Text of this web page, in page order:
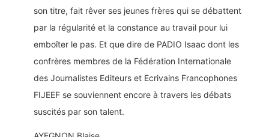
son titre, fait rêver ses jeunes frères qui se débattent
par la régularité et la constance au travail pour lui
emboîter le pas. Et que dire de PADIO Isaac dont les
confrères membres de la Fédération Internationale
des Journalistes Editeurs et Ecrivains Francophones
FIJEEF se souviennent encore à travers les débats
suscités par son talent.